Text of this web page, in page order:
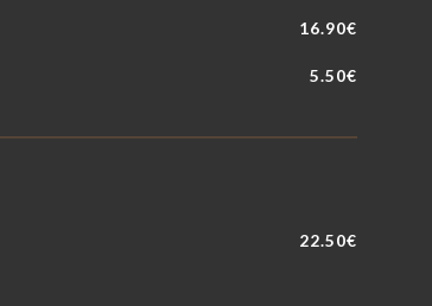
16.90€
5.50€
22.50€